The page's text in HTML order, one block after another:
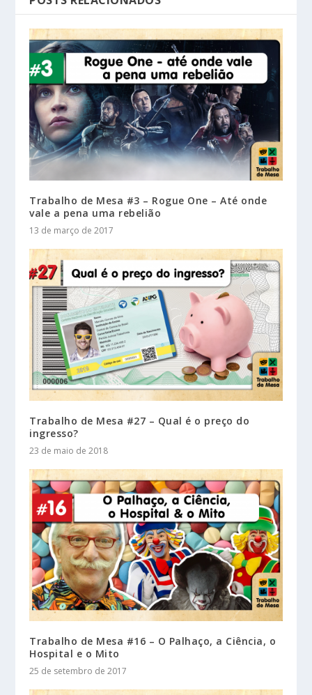
Trabalho de Mesa #3 – Rogue One – Até onde
vale a pena uma rebelião
13 de março de 2017
Trabalho de Mesa #27 – Qual é o preço do
ingresso?
23 de maio de 2018
Trabalho de Mesa #16 – O Palhaço, a Ciência, o
Hospital e o Mito
25 de setembro de 2017